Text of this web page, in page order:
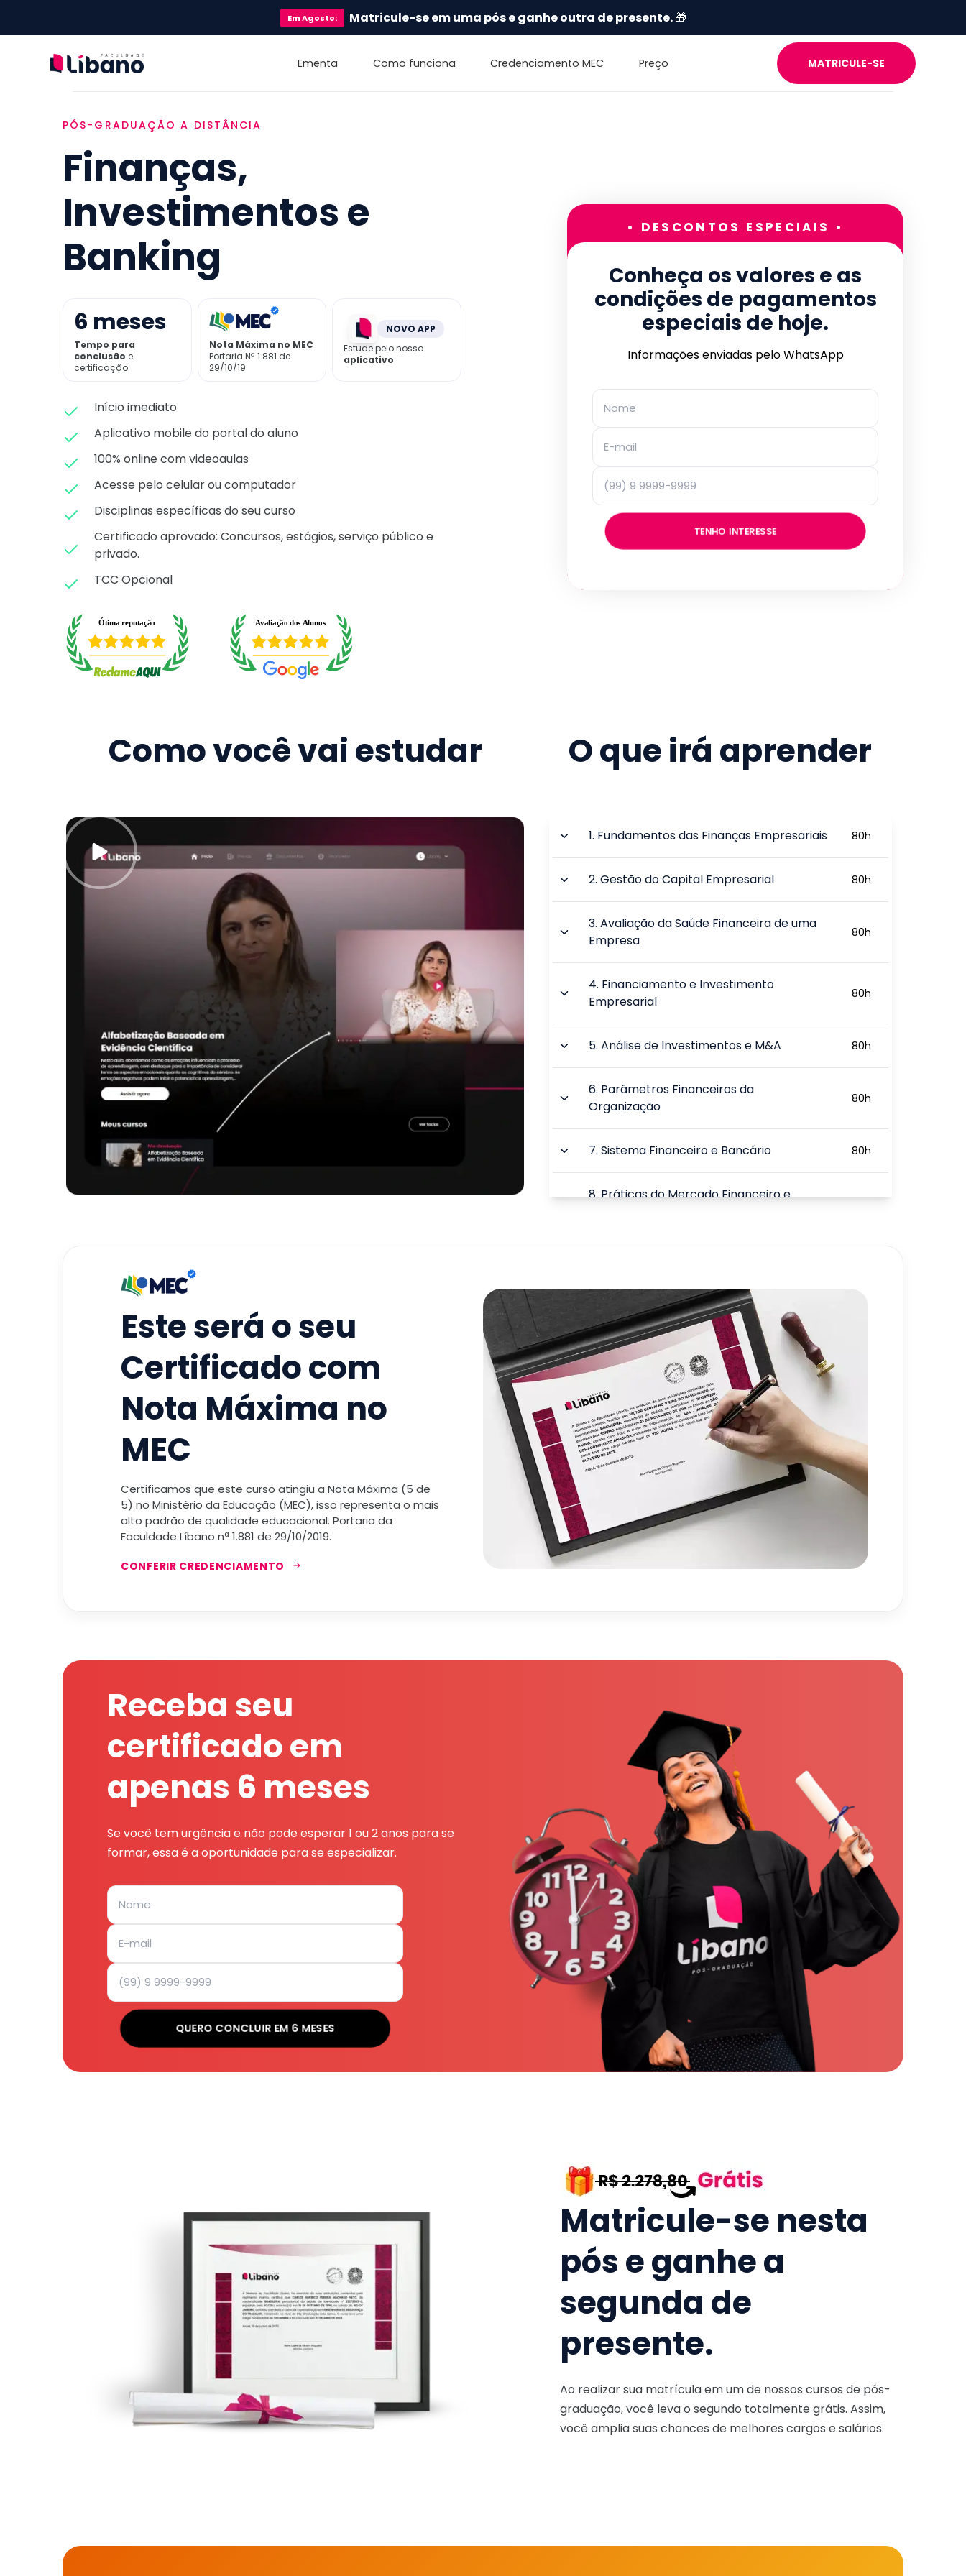
EmAgosto: Matricule-se em uma pós e ganhe outra de presente.🎁
Ementa Como funciona Credenciamento MEC Preço MATRICULE-SE
PÓS-GRADUAÇÃO A DISTÂNCIA
Finanças,
Investimentos e
Banking
6 meses
Tempo para
conclusão e
certificação
Nota Máxima no MEC
Portaria Nª 1.881 de
29/10/19
NOVO APP
Estude pelo nosso
aplicativo
Início imediato
Aplicativo mobile do portal do aluno
100% online com videoaulas
Acesse pelo celular ou computador
Disciplinas específicas do seu curso
Certificado aprovado: Concursos, estágios, serviço público e
privado.
TCC Opcional
• DESCONTOS ESPECIAIS •
Conheça os valores e as
condições de pagamentos
especiais de hoje.
Informações enviadas pelo WhatsApp
TENHO INTERESSE
Como você vai estudar O que irá aprender
1. Fundamentos das Finanças Empresariais 80h
2.Gestão do Capital Empresarial 80h
3.Avaliação da Saúde Financeira de uma
Empresa
80h
4. Financiamento e Investimento
Empresarial
80h
5.Análise de Investimentos e M&A 80h
6. Parâmetros Financeiros da
Organização
80h
7.Sistema Financeiro e Bancário 80h
8.Práticas do Mercado Financeiro e
80h
Este será o seu
Certificado com
Nota Máxima no
MEC
Certificamos que este curso atingiu a Nota Máxima (5 de
5) no Ministério da Educação (MEC), isso representa o mais
alto padrão de qualidade educacional. Portaria da
Faculdade Líbano nª 1.881 de 29/10/2019.
CONFERIR CREDENCIAMENTO
Receba seu
certificado em
apenas 6 meses
Se você tem urgência e não pode esperar 1 ou 2 anos para se
formar, essa é a oportunidade para se especializar.
QUERO CONCLUIR EM 6 MESES
Matricule-se nesta
pós e ganhe a
segunda de
presente.
Ao realizar sua matrícula em um de nossos cursos de pós-
graduação, você leva o segundo totalmente grátis. Assim,
você amplia suas chances de melhores cargos e salários.